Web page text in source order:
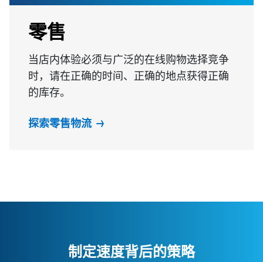
零售
当店内体验必须与广泛的在线购物选择竞争
时，请在正确的时间、正确的地点获得正确
的库存。
探索零售物流
制定速度背后的策略